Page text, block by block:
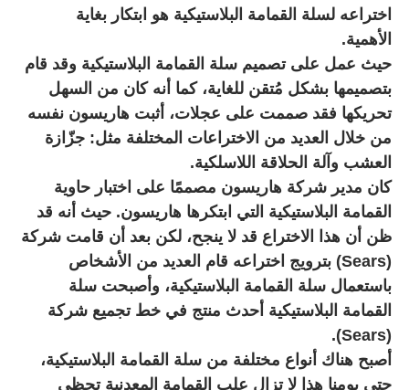
اختراعه لسلة القمامة البلاستيكية هو ابتكار بغاية
الأهمية.
حيث عمل على تصميم سلة القمامة البلاستيكية وقد قام
بتصميمها بشكل مُتقن للغاية، كما أنه كان من السهل
تحريكها فقد صممت على عجلات، أثبت هاريسون نفسه
من خلال العديد من الاختراعات المختلفة مثل: جزّازة
العشب وآلة الحلاقة اللاسلكية.
كان مدير شركة هاريسون مصممًا على اختبار حاوية
القمامة البلاستيكية التي ابتكرها هاريسون. حيث أنه قد
ظن أن هذا الاختراع قد لا ينجح، لكن بعد أن قامت شركة
(Sears) بترويج اختراعه قام العديد من الأشخاص
باستعمال سلة القمامة البلاستيكية، وأصبحت سلة
القمامة البلاستيكية أحدث منتج في خط تجميع شركة
(Sears).
أصبح هناك أنواع مختلفة من سلة القمامة البلاستيكية،
حتى يومنا هذا لا تزال علب القمامة المعدنية تحظى